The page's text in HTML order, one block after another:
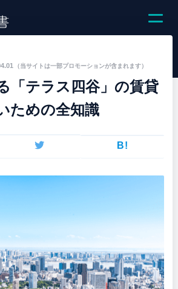
（当サイトは一部プロモーションが含まれます）
「テラス四谷」の賃貸
ための全知識
B!